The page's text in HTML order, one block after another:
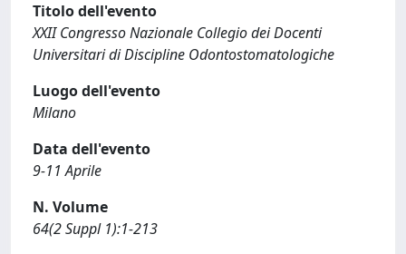
Titolo dell'evento
XXII Congresso Nazionale Collegio dei Docenti
Universitari di Discipline Odontostomatologiche
Luogo dell'evento
Milano
Data dell'evento
9-11 Aprile
N. Volume
64(2 Suppl 1):1-213